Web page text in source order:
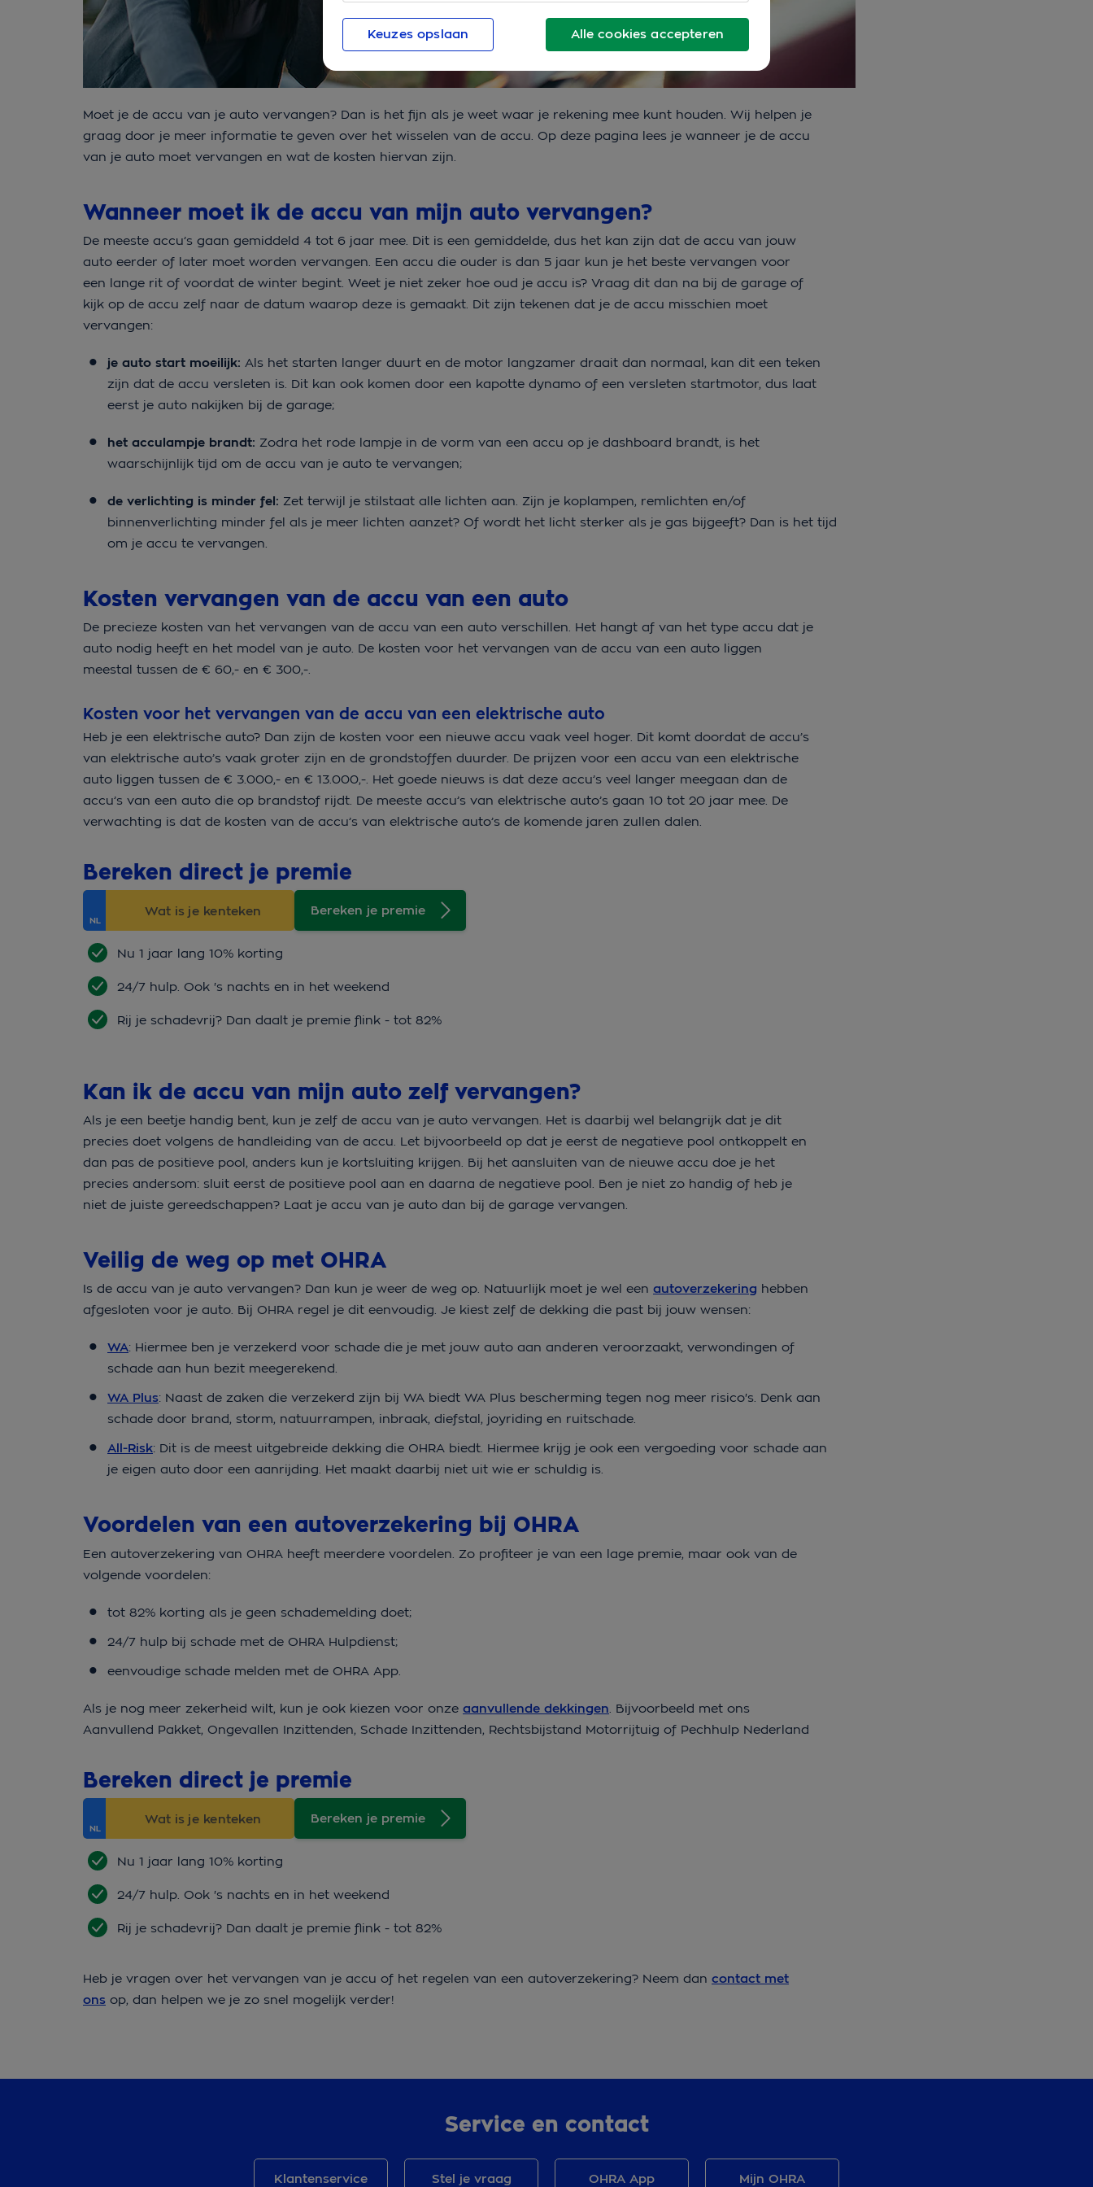
Moet je de accu van je auto vervangen? Dan is het fijn als je weet waar je rekening mee kunt houden. Wij helpen je
graag door je meer informatie te geven over het wisselen van de accu. Op deze pagina lees je wanneer je de accu
van je auto moet vervangen en wat de kosten hiervan zijn.
Wanneer moet ik de accu van mijn auto vervangen?
De meeste accu’s gaan gemiddeld 4 tot 6 jaar mee. Dit is een gemiddelde, dus het kan zijn dat de accu van jouw
auto eerder of later moet worden vervangen. Een accu die ouder is dan 5 jaar kun je het beste vervangen voor
een lange rit of voordat de winter begint. Weet je niet zeker hoe oud je accu is? Vraag dit dan na bij de garage of
kijk op de accu zelf naar de datum waarop deze is gemaakt. Dit zijn tekenen dat je de accu misschien moet
vervangen:
je auto start moeilijk: Als het starten langer duurt en de motor langzamer draait dan normaal, kan dit een teken
zijn dat de accu versleten is. Dit kan ook komen door een kapotte dynamo of een versleten startmotor, dus laat
eerst je auto nakijken bij de garage;
het acculampje brandt: Zodra het rode lampje in de vorm van een accu op je dashboard brandt, is het
waarschijnlijk tijd om de accu van je auto te vervangen;
de verlichting is minder fel: Zet terwijl je stilstaat alle lichten aan. Zijn je koplampen, remlichten en/of
binnenverlichting minder fel als je meer lichten aanzet? Of wordt het licht sterker als je gas bijgeeft? Dan is het tijd
om je accu te vervangen.
Kosten vervangen van de accu van een auto
De precieze kosten van het vervangen van de accu van een auto verschillen. Het hangt af van het type accu dat je
auto nodig heeft en het model van je auto. De kosten voor het vervangen van de accu van een auto liggen
meestal tussen de € 60,- en € 300,-.
Kosten voor het vervangen van de accu van een elektrische auto
Heb je een elektrische auto? Dan zijn de kosten voor een nieuwe accu vaak veel hoger. Dit komt doordat de accu’s
van elektrische auto’s vaak groter zijn en de grondstoffen duurder. De prijzen voor een accu van een elektrische
auto liggen tussen de € 3.000,- en € 13.000,-. Het goede nieuws is dat deze accu’s veel langer meegaan dan de
accu’s van een auto die op brandstof rijdt. De meeste accu’s van elektrische auto’s gaan 10 tot 20 jaar mee. De
verwachting is dat de kosten van de accu’s van elektrische auto’s de komende jaren zullen dalen.
Bereken direct je premie
Bereken je premie
Nu 1 jaar lang 10% korting
24/7 hulp. Ook 's nachts en in het weekend
Rij je schadevrij? Dan daalt je premie flink - tot 82%
Kan ik de accu van mijn auto zelf vervangen?
Als je een beetje handig bent, kun je zelf de accu van je auto vervangen. Het is daarbij wel belangrijk dat je dit
precies doet volgens de handleiding van de accu. Let bijvoorbeeld op dat je eerst de negatieve pool ontkoppelt en
dan pas de positieve pool, anders kun je kortsluiting krijgen. Bij het aansluiten van de nieuwe accu doe je het
precies andersom: sluit eerst de positieve pool aan en daarna de negatieve pool. Ben je niet zo handig of heb je
niet de juiste gereedschappen? Laat je accu van je auto dan bij de garage vervangen.
Veilig de weg op met OHRA
Is de accu van je auto vervangen? Dan kun je weer de weg op. Natuurlijk moet je wel een autoverzekering hebben
afgesloten voor je auto. Bij OHRA regel je dit eenvoudig. Je kiest zelf de dekking die past bij jouw wensen:
WA: Hiermee ben je verzekerd voor schade die je met jouw auto aan anderen veroorzaakt, verwondingen of
schade aan hun bezit meegerekend.
WA Plus: Naast de zaken die verzekerd zijn bij WA biedt WA Plus bescherming tegen nog meer risico's. Denk aan
schade door brand, storm, natuurrampen, inbraak, diefstal, joyriding en ruitschade.
All-Risk: Dit is de meest uitgebreide dekking die OHRA biedt. Hiermee krijg je ook een vergoeding voor schade aan
je eigen auto door een aanrijding. Het maakt daarbij niet uit wie er schuldig is.
Voordelen van een autoverzekering bij OHRA
Een autoverzekering van OHRA heeft meerdere voordelen. Zo profiteer je van een lage premie, maar ook van de
volgende voordelen:
tot 82% korting als je geen schademelding doet;
24/7 hulp bij schade met de OHRA Hulpdienst;
eenvoudige schade melden met de OHRA App.
Als je nog meer zekerheid wilt, kun je ook kiezen voor onze aanvullende dekkingen . Bijvoorbeeld met ons
Aanvullend Pakket, Ongevallen Inzittenden, Schade Inzittenden, Rechtsbijstand Motorrijtuig of Pechhulp Nederland
Bereken direct je premie
Bereken je premie
Nu 1 jaar lang 10% korting
24/7 hulp. Ook 's nachts en in het weekend
Rij je schadevrij? Dan daalt je premie flink - tot 82%
Heb je vragen over het vervangen van je accu of het regelen van een autoverzekering? Neem dan contact met
ons op, dan helpen we je zo snel mogelijk verder!
Service en contact
Klantenservice Stel je vraag OHRA App Mijn OHRA
Alle cookies accepteren
Keuzes opslaan